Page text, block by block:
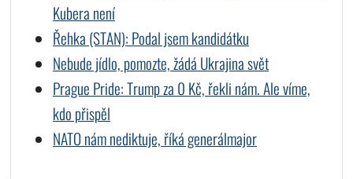
Kubera není
Řehka (STAN): Podal jsem kandidátku
Nebude jídlo, pomozte, žádá Ukrajina svět
Prague Pride: Trump za 0 Kč, řekli nám. Ale víme,
kdo přispěl
NATO nám nediktuje, říká generálmajor